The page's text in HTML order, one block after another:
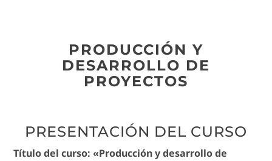
PRODUCCIÓN Y
DESARROLLO DE
PROYECTOS
PRESENTACIÓN DEL CURSO
Título del curso: «Producción y desarrollo de